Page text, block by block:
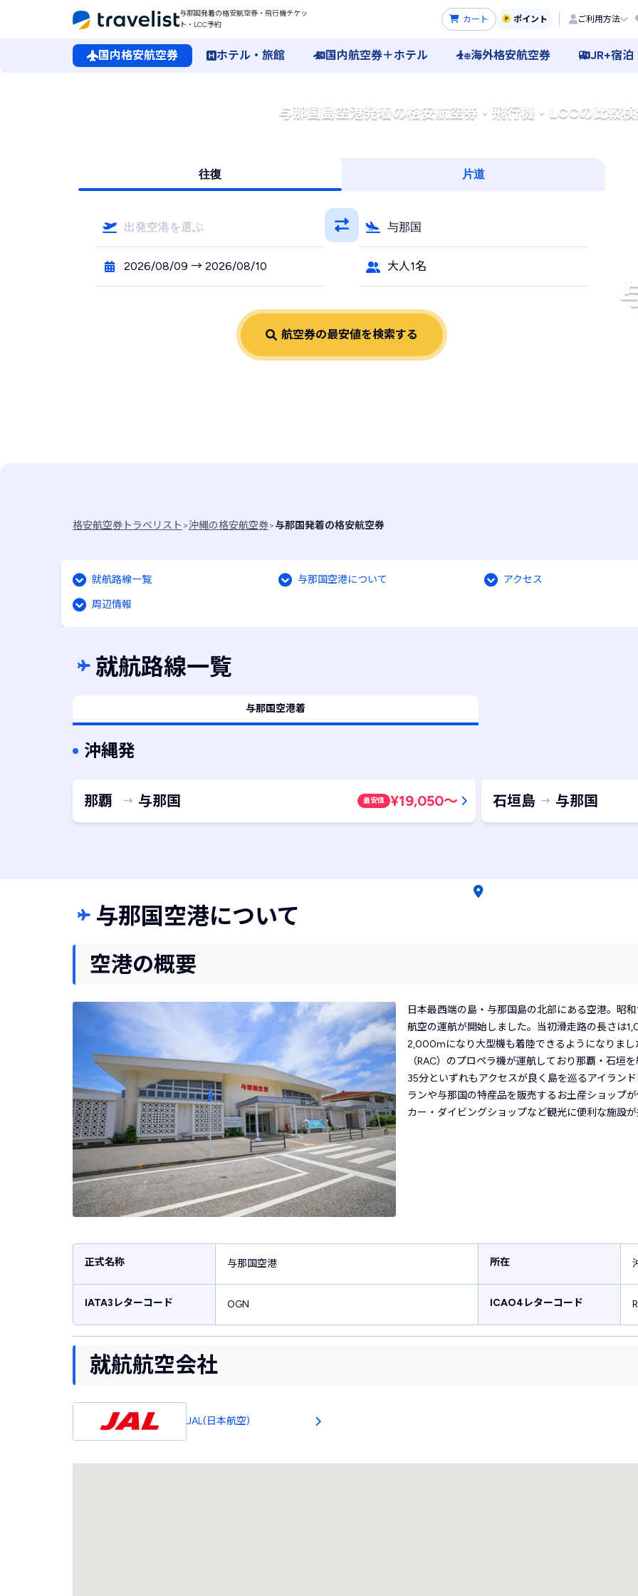
与那国発着の格安航空券・飛行機チケッ
ト・LCC予約
カート ポイント ご利用方法
国内格安航空券 ホテル・旅館 国内航空券＋ホテル 海外格安航空券 JR+宿泊
与那国島空港発着の格安航空券・飛行機・LCCの比較
往復 片道
出発空港を選ぶ 与那国
2026/08/09 → 2026/08/10 大人1名
航空券の最安値を検索する
格安航空券トラベリスト >沖縄の格安航空券>与那国発着の格安航空券
就航路線一覧 与那国空港について アクセス
周辺情報
就航路線一覧
与那国空港着
沖縄発
那覇 与那国 最安値 ¥19,050～ 石垣島 与那国
与那国空港について
空港の概要
日本最西端の島・与那国島の北部にある空港。昭
航空の運航が開始しました。当初滑走路の長さは
2,000mになり大型機も着陸できるようになりま
（RAC）のプロペラ機が運航しており那覇・石垣
35分といずれもアクセスが良く島を巡るアイラン
ランや与那国の特産品を販売するお土産ショップ
カー・ダイビングショップなど観光に便利な施設
正式名称 与那国空港 所在
IATA3レターコード OGN ICAO4レターコード
就航航空会社
JAL(日本航空)